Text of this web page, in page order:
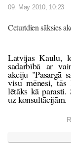
09. May 2010, 10:23
Ceturtdien sāksies
Latvijas Kaulu,
sadarbībā ar
akciju "Pasargā
visu mēnesi, tās
lētāks kā parasti.
uz konsultācijām.